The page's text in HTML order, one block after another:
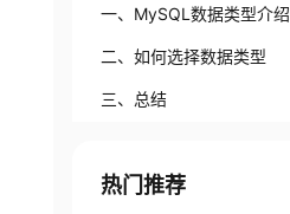
一、MySQL数据类型介绍
二、如何选择数据类型
三、总结
热门推荐